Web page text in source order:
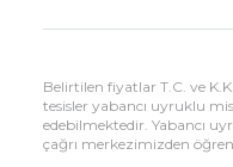
Belirtilen fiyatlar T.C. ve
tesisler yabancı uyruklu
edebilmektedir. Yabancı
çağrı merkezimizden